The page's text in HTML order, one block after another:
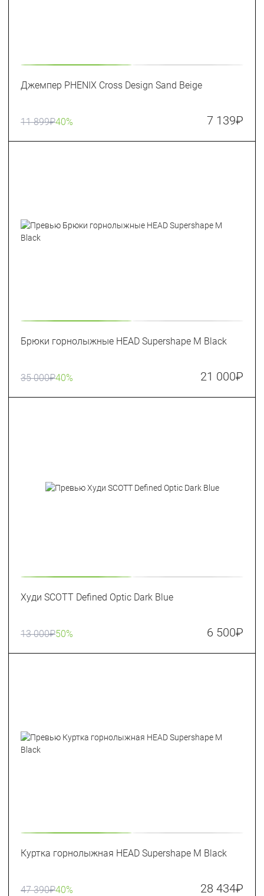
Джемпер PHENIX Cross Design Sand Beige
11 899₽40% 7 139₽
Брюки горнолыжные HEAD Supershape M Black
35 000₽40% 21 000₽
Худи SCOTT Defined Optic Dark Blue
13 000₽50% 6 500₽
Куртка горнолыжная HEAD Supershape M Black
47 390₽40% 28 434₽